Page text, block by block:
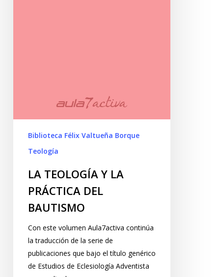
Biblioteca Félix Valtueña Borque
Teología
LA TEOLOGÍA Y LA
PRÁCTICA DEL
BAUTISMO
Con este volumen Aula7activa continúa
la traducción de la serie de
publicaciones que bajo el título genérico
de Estudios de Eclesiología Adventista